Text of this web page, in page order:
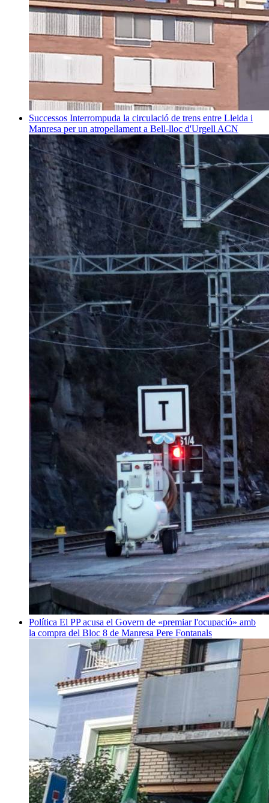
Successos Interrompuda la circulació de trens entre Lleida i
Manresa per un atropellament a Bell-lloc d'Urgell ACN
Política El PP acusa el Govern de «premiar l'ocupació» amb
la compra del Bloc 8 de Manresa Pere Fontanals